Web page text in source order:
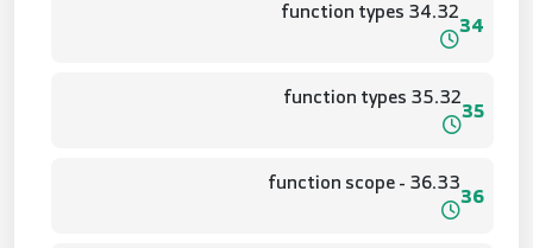
34
34.32 function types
35
35.32 function types
36
36.33 - function scope